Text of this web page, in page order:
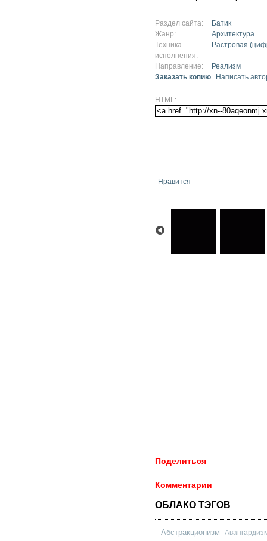
Раздел сайта:
Батик
Жанр:
Архитектура
Техника
исполнения:
Растровая
Направление:
Реализм
Заказать копию
Написать
HTML:
Нравится
Поделиться
Комментарии
ОБЛАКО ТЭГОВ
Абстракционизм